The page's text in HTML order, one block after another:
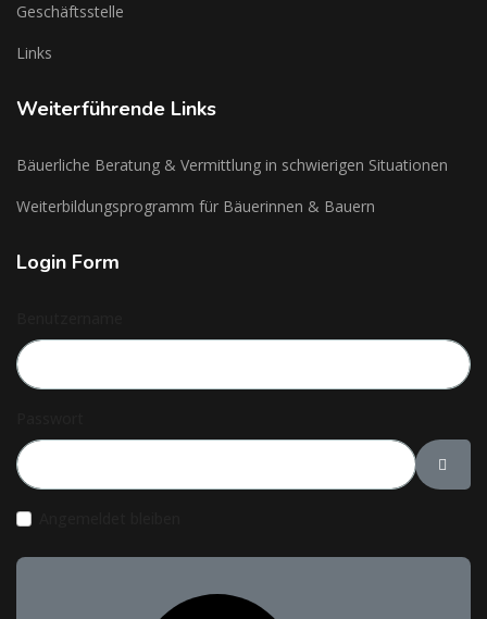
Geschäftsstelle
Links
Weiterführende Links
Bäuerliche Beratung & Vermittlung in schwierigen Situationen
Weiterbildungsprogramm für Bäuerinnen & Bauern
Login Form